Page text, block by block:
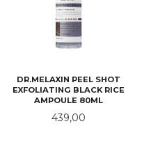
DR.MELAXIN PEEL SHOT
EXFOLIATING BLACK RICE
AMPOULE 80ML
Pris
439,00